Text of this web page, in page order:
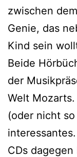
zwischen
Genie, das
Kind sein
Beide
der
Welt
(oder nicht
CDs